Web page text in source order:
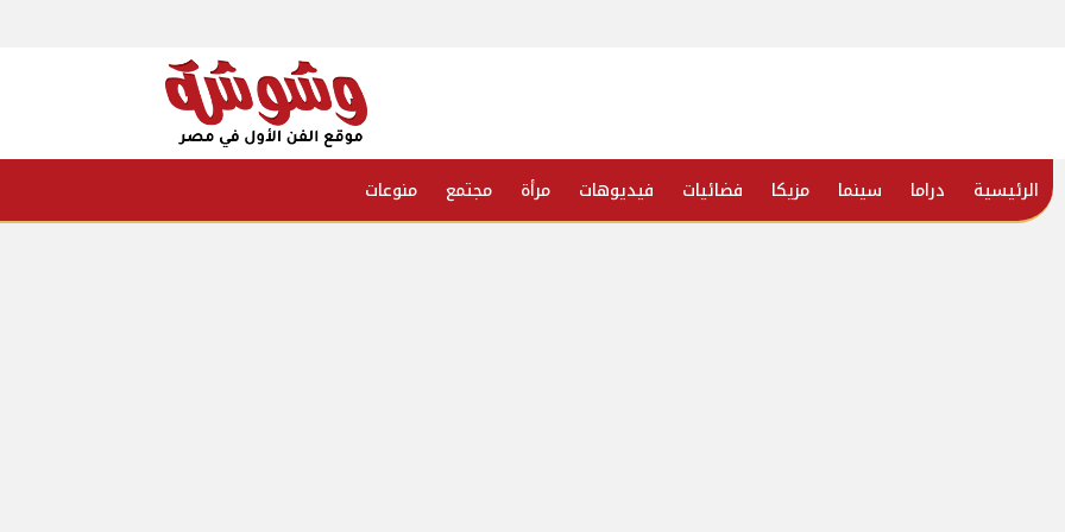
الرئيسية دراما سينما مزيكا فضائيات فيديوهات مرأة مجتمع منوعات